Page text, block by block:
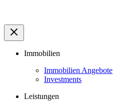
Immobilien
Immobilien Angebote
Investments
Leistungen